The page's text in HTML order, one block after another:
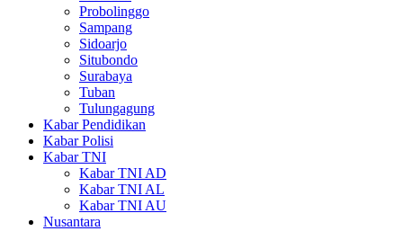
Probolinggo
Sampang
Sidoarjo
Situbondo
Surabaya
Tuban
Tulungagung
Kabar Pendidikan
Kabar Polisi
Kabar TNI
Kabar TNI AD
Kabar TNI AL
Kabar TNI AU
Nusantara